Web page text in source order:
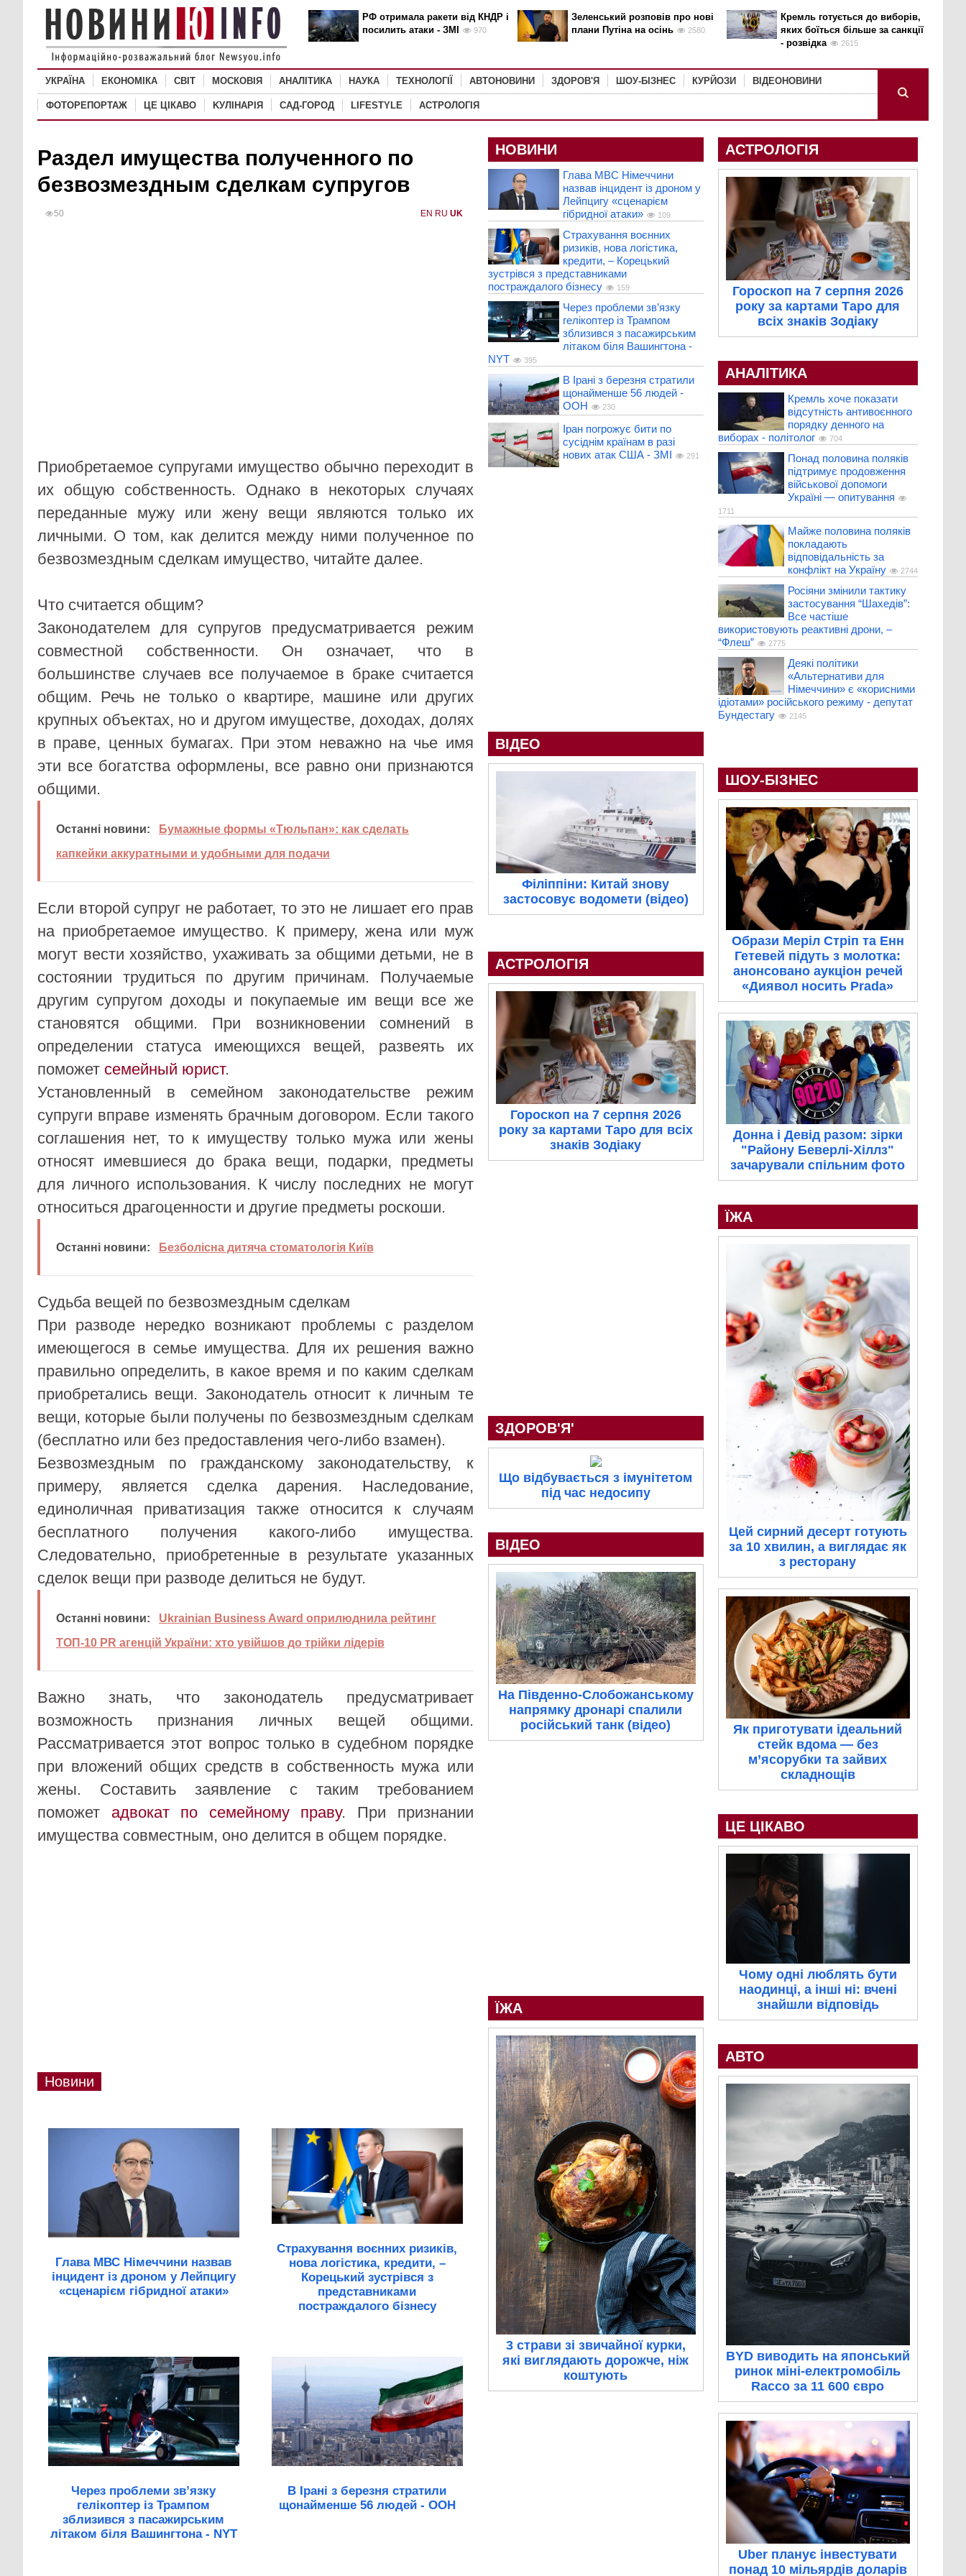
РФ отримала ракети від КНДР і
посилить атаки - ЗМІ
970
Зеленський розповів про нові
плани Путіна на осінь
2580
Кремль готується до виборів,
яких боїться більше за санкції
- розвідка
2615
УКРАЇНА ЕКОНОМІКА СВІТ MОСКОВІЯ АНАЛІТИКА НАУКА ТЕХНОЛОГІЇ АВТОНОВИНИ ЗДОРОВ'Я ШОУ-БІЗНЕС КУРЙОЗИ ВІДЕОНОВИНИ
ФОТОРЕПОРТАЖ ЦЕ ЦІКАВО KУЛІНАРІЯ САД-ГОРОД LIFESTYLE АСТРОЛОГІЯ
Раздел имущества полученного по
безвозмездным сделкам супругов
50 EN RU UK
Приобретаемое супругами имущество обычно переходит в
их общую собственность. Однако в некоторых случаях
переданные мужу или жену вещи являются только их
личными. О том, как делится между ними полученное по
безвозмездным сделкам имущество, читайте далее.
Что считается общим?
Законодателем для супругов предусматривается режим
совместной собственности. Он означает, что в
большинстве случаев все получаемое в браке считается
общим. Речь не только о квартире, машине или других
крупных объектах, но и другом имуществе, доходах, долях
в праве, ценных бумагах. При этом неважно на чье имя
эти все богатства оформлены, все равно они признаются
общими.
Останні новини:
Бумажные формы «Тюльпан»: как сделать
капкейки аккуратными и удобными для подачи
Если второй супруг не работает, то это не лишает его прав
на приобретаемое имущество. К примеру, жена или муж
могут вести хозяйство, ухаживать за общими детьми, не в
состоянии трудиться по другим причинам. Получаемые
другим супругом доходы и покупаемые им вещи все же
становятся общими. При возникновении сомнений в
определении статуса имеющихся вещей, развеять их
поможет семейный юрист.
Установленный в семейном законодательстве режим
супруги вправе изменять брачным договором. Если такого
соглашения нет, то к имуществу только мужа или жены
относят имевшиеся до брака вещи, подарки, предметы
для личного использования. К числу последних не могут
относиться драгоценности и другие предметы роскоши.
Останні новини: Безболісна дитяча стоматологія Київ
Судьба вещей по безвозмездным сделкам
При разводе нередко возникают проблемы с разделом
имеющегося в семье имущества. Для их решения важно
правильно определить, в какое время и по каким сделкам
приобретались вещи. Законодатель относит к личным те
вещи, которые были получены по безвозмездным сделкам
(бесплатно или без предоставления чего-либо взамен).
Безвозмездным по гражданскому законодательству, к
примеру, является сделка дарения. Наследование,
единоличная приватизация также относится к случаям
бесплатного получения какого-либо имущества.
Следовательно, приобретенные в результате указанных
сделок вещи при разводе делиться не будут.
Останні новини:
Ukrainian Business Award оприлюднила рейтинг
ТОП-10 PR агенцій України: хто увійшов до трійки лідерів
Важно знать, что законодатель предусматривает
возможность признания личных вещей общими.
Рассматривается этот вопрос только в судебном порядке
при вложений общих средств в собственность мужа или
жены. Составить заявление с таким требованием
поможет адвокат по семейному праву. При признании
имущества совместным, оно делится в общем порядке.
Новини
Глава МВС Німеччини назвав
інцидент із дроном у Лейпцигу
«сценарієм гібридної атаки»
Страхування воєнних ризиків,
нова логістика, кредити, –
Корецький зустрівся з
представниками
постраждалого бізнесу
Через проблеми зв’язку
гелікоптер із Трампом
зблизився з пасажирським
літаком біля Вашингтона - NYT
В Ірані з березня стратили
щонайменше 56 людей - ООН
НОВИНИ
Глава МВС Німеччини
назвав інцидент із дроном у
Лейпцигу «сценарієм
гібридної атаки»
109
Страхування воєнних
ризиків, нова логістика,
кредити, – Корецький
зустрівся з представниками
постраждалого бізнесу
159
Через проблеми зв’язку
гелікоптер із Трампом
зблизився з пасажирським
літаком біля Вашингтона -
NYT
395
В Ірані з березня стратили
щонайменше 56 людей -
ООН
230
Іран погрожує бити по
сусіднім країнам в разі
нових атак США - ЗМІ
291
ВІДЕО
Філіппіни: Китай знову
застосовує водомети (відео)
АСТРОЛОГІЯ
Гороскоп на 7 серпня 2026
року за картами Таро для всіх
знаків Зодіаку
ЗДОРОВ'Я'
Що відбувається з імунітетом
під час недосипу
ВІДЕО
На Південно-Слобожанському
напрямку дронарі спалили
російський танк (відео)
ЇЖА
3 страви зі звичайної курки,
які виглядають дорожче, ніж
коштують
АСТРОЛОГІЯ
Гороскоп на 7 серпня 2026
року за картами Таро для
всіх знаків Зодіаку
АНАЛІТИКА
Кремль хоче показати
відсутність антивоєнного
порядку денного на
виборах - політолог
704
Понад половина поляків
підтримує продовження
військової допомоги
Україні — опитування
1711
Майже половина поляків
покладають
відповідальність за
конфлікт на Україну
2744
Росіяни змінили тактику
застосування “Шахедів”:
Все частіше
використовують реактивні дрони, –
“Флеш”
2775
Деякі політики
«Альтернативи для
Німеччини» є «корисними
ідіотами» російського режиму - депутат
Бундестагу
2145
ШОУ-БІЗНЕС
Образи Меріл Стріп та Енн
Гетевей підуть з молотка:
анонсовано аукціон речей
«Диявол носить Prada»
Донна і Девід разом: зірки
"Району Беверлі-Хіллз"
зачарували спільним фото
ЇЖА
Цей сирний десерт готують
за 10 хвилин, а виглядає як
з ресторану
Як приготувати ідеальний
стейк вдома — без
м’ясорубки та зайвих
складнощів
ЦЕ ЦІКАВО
Чому одні люблять бути
наодинці, а інші ні: вчені
знайшли відповідь
АВТО
BYD виводить на японський
ринок міні-електромобіль
Racco за 11 600 євро
Uber планує інвестувати
понад 10 мільярдів доларів